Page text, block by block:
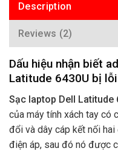
Description
Reviews (2)
Dấu hiệu nhận biết
Latitude 6430U bị
Sạc laptop Dell Latitude
của máy tính xách tay có
đổi và dây cáp kết nối
điện áp, sau đó nó được